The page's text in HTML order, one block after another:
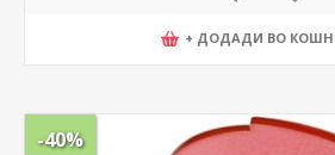
+ ДОДАДИ ВО
-40%